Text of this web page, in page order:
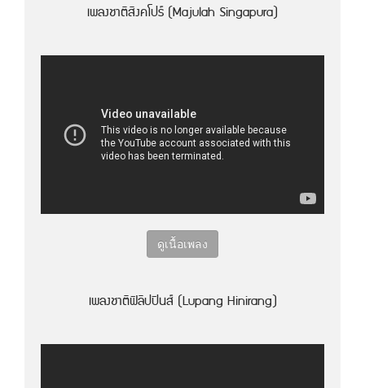
เพลงชาติสิงคโปร์ (Majulah Singapura)
ดูเนื้อเพลง
เพลงชาติฟิลิปปินส์ (Lupang Hinirang)